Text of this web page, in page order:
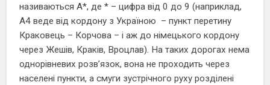
називаються А*, де * – цифра від 0 до 9 (наприклад,
А4 веде від кордону з Україною – пункт перетину
Краковець – Корчова – і аж до німецького кордону
через Жешів, Краків, Вроцлав). На таких дорогах нема
однорівневих розв’язок, вона не проходить через
населені пункти, а смуги зустрічного руху розділені